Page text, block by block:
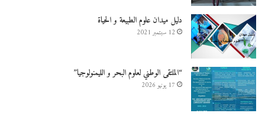
دليل ميدان علوم الطبيعة و الحياة
12 سبتمبر 2021
“الملتقى الوطني لعلوم البحر و الليمنولوجيا”
17 يونيو 2026